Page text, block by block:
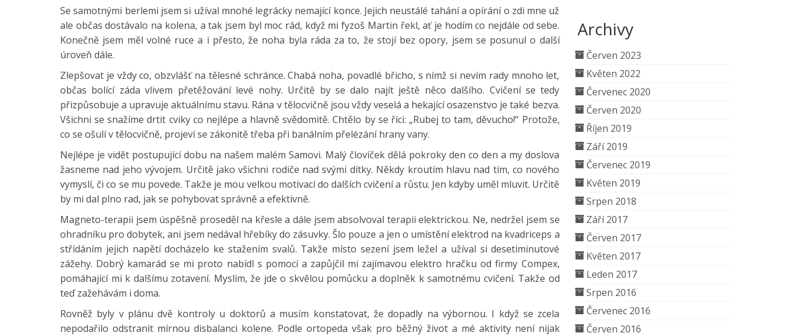
Se samotnými berlemi jsem si užíval mnohé legrácky nemající konce. Jejich neustálé tahání a opírání o zdi mne už
ale občas dostávalo na kolena, a tak jsem byl moc rád, když mi fyzoš Martin řekl, ať je hodím co nejdále od sebe.
Konečně jsem měl volné ruce a i přesto, že noha byla ráda za to, že stojí bez opory, jsem se posunul o další
úroveň dále.
Zlepšovat je vždy co, obzvlášť na tělesné schránce. Chabá noha, povadlé břicho, s nímž si nevím rady mnoho let,
občas bolící záda vlivem přetěžování levé nohy. Určitě by se dalo najít ještě něco dalšího. Cvičení se tedy
přizpůsobuje a upravuje aktuálnímu stavu. Rána v tělocvičně jsou vždy veselá a hekající osazenstvo je také bezva.
Všichni se snažíme drtit cviky co nejlépe a hlavně svědomitě. Chtělo by se říci: „Rubej to tam, děvucho!“ Protože,
co se ošulí v tělocvičně, projeví se zákonitě třeba při banálním přelézání hrany vany.
Nejlépe je vidět postupující dobu na našem malém Samovi. Malý človíček dělá pokroky den co den a my doslova
žasneme nad jeho vývojem. Určitě jako všichni rodiče nad svými dítky. Někdy kroutím hlavu nad tím, co nového
vymyslí, či co se mu povede. Takže je mou velkou motivací do dalších cvičení a růstu. Jen kdyby uměl mluvit. Určitě
by mi dal plno rad, jak se pohybovat správně a efektivně.
Magneto-terapii jsem úspěšně proseděl na křesle a dále jsem absolvoval terapii elektrickou. Ne, nedržel jsem se
ohradníku pro dobytek, ani jsem nedával hřebíky do zásuvky. Šlo pouze a jen o umístění elektrod na kvadriceps a
střídáním jejich napětí docházelo ke stažením svalů. Takže místo sezení jsem ležel a užíval si desetiminutové
zážehy. Dobrý kamarád se mi proto nabídl s pomocí a zapůjčil mi zajímavou elektro hračku od firmy Compex,
pomáhající mi k dalšímu zotavení. Myslím, že jde o skvělou pomůcku a doplněk k samotnému cvičení. Takže od
teď zažehávám i doma.
Rovněž byly v plánu dvě kontroly u doktorů a musím konstatovat, že dopadly na výbornou. I když se zcela
nepodařilo odstranit mírnou disbalanci kolene. Podle ortopeda však pro běžný život a mé aktivity není nijak
Archivy
Červen 2023
Květen 2022
Červenec 2020
Červen 2020
Říjen 2019
Září 2019
Červenec 2019
Květen 2019
Srpen 2018
Září 2017
Červen 2017
Květen 2017
Leden 2017
Srpen 2016
Červenec 2016
Červen 2016